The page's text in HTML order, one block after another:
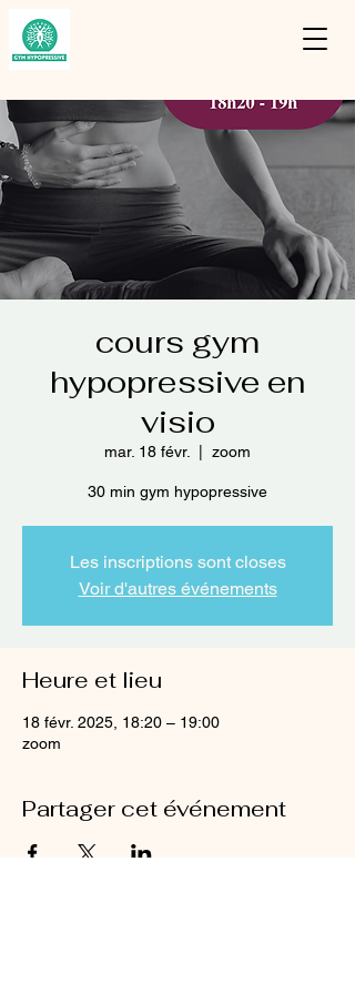
cours gym
hypopressive en
visio
mar. 18 févr. zoom
30 min gym hypopressive
Les inscriptions sont closes
Voir d'autres événements
Heure et lieu
18 févr. 2025, 18:20 – 19:00
zoom
Partager cet événement